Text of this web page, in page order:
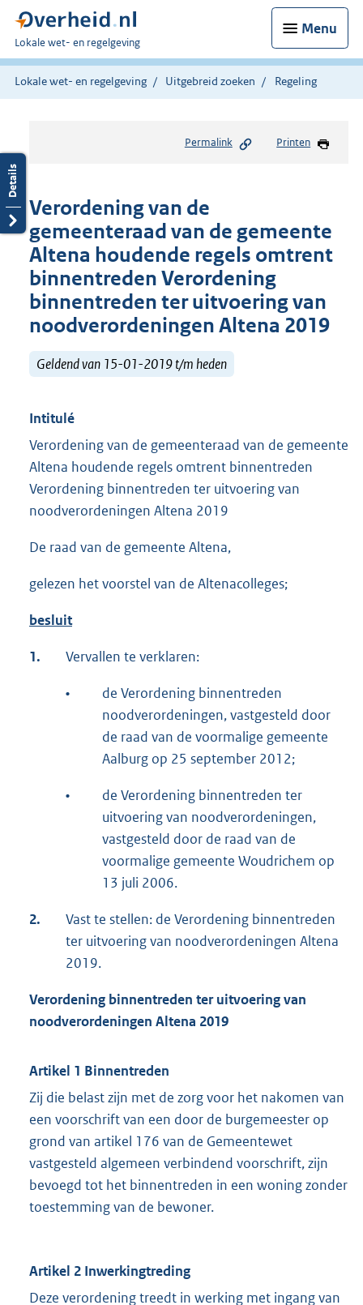
Menu
U
bent
hier:
Lokale wet- en regelgeving
Lokale wet- en regelgeving Uitgebreid zoeken Regeling
Permalink Printen
Verordening van de
gemeenteraad van de gemeente
Altena houdende regels omtrent
binnentreden Verordening
binnentreden ter uitvoering van
noodverordeningen Altena 2019
Geldend van 15-01-2019 t/m heden
Intitulé
Verordening van de gemeenteraad van de gemeente
Altena houdende regels omtrent binnentreden
Verordening binnentreden ter uitvoering van
noodverordeningen Altena 2019
De raad van de gemeente Altena,
gelezen het voorstel van de Altenacolleges;
besluit
1. Vervallen te verklaren:
•
de Verordening binnentreden
noodverordeningen, vastgesteld door
de raad van de voormalige gemeente
Aalburg op 25 september 2012;
•
de Verordening binnentreden ter
uitvoering van noodverordeningen,
vastgesteld door de raad van de
voormalige gemeente Woudrichem op
13 juli 2006.
2.
Vast te stellen: de Verordening binnentreden
ter uitvoering van noodverordeningen Altena
2019.
Verordening binnentreden ter uitvoering van
noodverordeningen Altena 2019
Artikel 1 Binnentreden
Zij die belast zijn met de zorg voor het nakomen van
een voorschrift van een door de burgemeester op
grond van artikel 176 van de Gemeentewet
vastgesteld algemeen verbindend voorschrift, zijn
bevoegd tot het binnentreden in een woning zonder
toestemming van de bewoner.
Artikel 2 Inwerkingtreding
Deze verordening treedt in werking met ingang van